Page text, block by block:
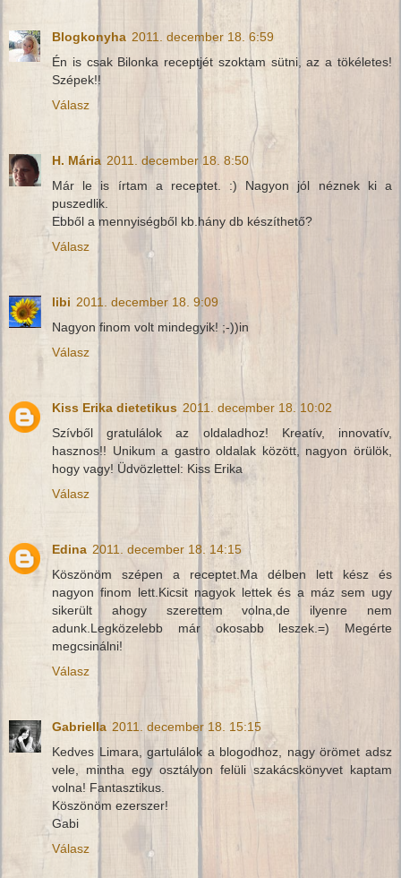
Blogkonyha 2011. december 18. 6:59
Én is csak Bilonka receptjét szoktam sütni, az a tökéletes!
Szépek!!
Válasz
H. Mária 2011. december 18. 8:50
Már le is írtam a receptet. :) Nagyon jól néznek ki a
puszedlik.
Ebből a mennyiségből kb.hány db készíthető?
Válasz
libi 2011. december 18. 9:09
Nagyon finom volt mindegyik! ;-))in
Válasz
Kiss Erika dietetikus 2011. december 18. 10:02
Szívből gratulálok az oldaladhoz! Kreatív, innovatív,
hasznos!! Unikum a gastro oldalak között, nagyon örülök,
hogy vagy! Üdvözlettel: Kiss Erika
Válasz
Edina 2011. december 18. 14:15
Köszönöm szépen a receptet.Ma délben lett kész és
nagyon finom lett.Kicsit nagyok lettek és a máz sem ugy
sikerült ahogy szerettem volna,de ilyenre nem
adunk.Legközelebb már okosabb leszek.=) Megérte
megcsinálni!
Válasz
Gabriella 2011. december 18. 15:15
Kedves Limara, gartulálok a blogodhoz, nagy örömet adsz
vele, mintha egy osztályon felüli szakácskönyvet kaptam
volna! Fantasztikus.
Köszönöm ezerszer!
Gabi
Válasz